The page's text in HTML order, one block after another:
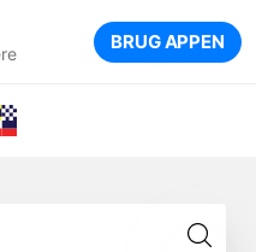
BRUG APPEN